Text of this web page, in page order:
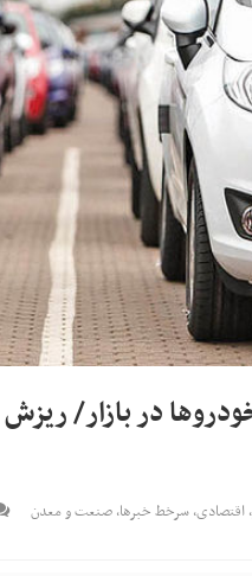
,اقتصادی,سرخط خبرها,صنعت و معدن